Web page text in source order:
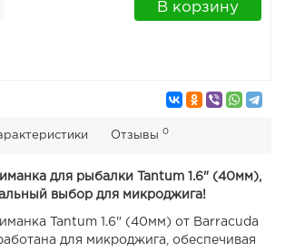
В корзину
Отзывы 0
для рыбалки Tantum 1.6" (40мм),
выбор для микроджига!
Tantum 1.6" (40мм) от Barracuda
для микроджига, обеспечивая